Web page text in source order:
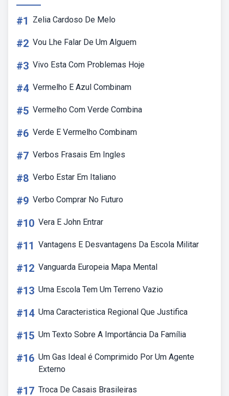
#1 Zelia Cardoso De Melo
#2 Vou Lhe Falar De Um Alguem
#3 Vivo Esta Com Problemas Hoje
#4 Vermelho E Azul Combinam
#5 Vermelho Com Verde Combina
#6 Verde E Vermelho Combinam
#7 Verbos Frasais Em Ingles
#8 Verbo Estar Em Italiano
#9 Verbo Comprar No Futuro
#10 Vera E John Entrar
#11 Vantagens E Desvantagens Da Escola Militar
#12 Vanguarda Europeia Mapa Mental
#13 Uma Escola Tem Um Terreno Vazio
#14 Uma Caracteristica Regional Que Justifica
#15 Um Texto Sobre A Importância Da Família
#16 Um Gas Ideal é Comprimido Por Um Agente
Externo
#17 Troca De Casais Brasileiras